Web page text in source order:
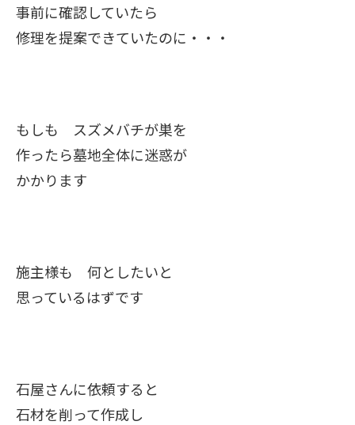
事前に確認していたら
修理を提案できていたのに・・・
もしも スズメバチが巣を
作ったら墓地全体に迷惑が
かかります
施主様も 何としたいと
思っているはずです
石屋さんに依頼すると
石材を削って作成し